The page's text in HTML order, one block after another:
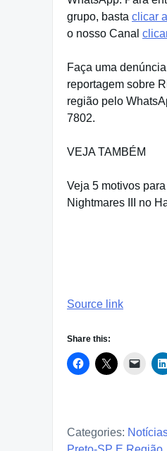
grupo, basta clicar
o nosso Canal
Faça uma
reportagem sobre
região pelo
7802.
VEJA TAMBÉM
Veja 5 motivos
Nightmares III no
Source link
Share this:
Categories: